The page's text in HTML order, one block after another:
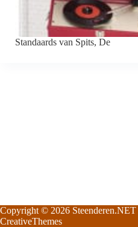
Standaards van Spits, De
Copyright © 2026 Steenderen.NET
CreativeThemes